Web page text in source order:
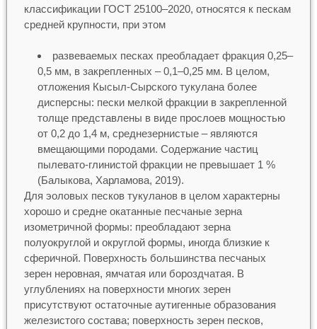
классификации ГОСТ 25100–2020, относятся к пескам
средней крупности, при этом
развеваемых песках преобладает фракция 0,25–
0,5 мм, в закрепленных – 0,1–0,25 мм. В целом,
отложения Кысыл-Сырского тукулана более
дисперсны: пески мелкой фракции в закрепленной
толще представлены в виде прослоев мощностью
от 0,2 до 1,4 м, среднезернистые – являются
вмещающими породами. Содержание частиц
пылевато-глинистой фракции не превышает 1 %
(Балыкова, Харламова, 2019).
Для эоловых песков тукуланов в целом характерны
хорошо и средне окатанные песчаные зерна
изометричной формы: преобладают зерна
полуокруглой и округлой формы, иногда близкие к
сферичной. Поверхность большинства песчаных
зерен неровная, ямчатая или бороздчатая. В
углублениях на поверхности многих зерен
присутствуют остаточные аутигенные образования
железистого состава; поверхность зерен песков,